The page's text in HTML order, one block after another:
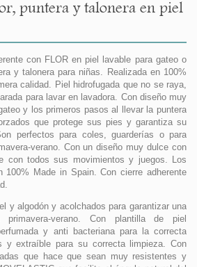
puntera y talonera en piel
con FLOR en piel lavable para gateo o
y talonera para niñas. Realizada en 100%
calidad. Piel hidrofugada que no se raya,
para lavar en lavadora. Con diseño muy
y los primeros pasos al llevar la puntera
que protege sus pies y garantiza su
perfectos para coles, guarderías o para
verano. Con un diseño muy dulce con
con todos sus movimientos y juegos. Los
100% Made in Spain. Con cierre adherente
y algodón y acolchados para garantizar una
primavera-verano. Con plantilla de piel
y anti bacteriana para la correcta
y extraíble para su correcta limpieza. Con
que hace que sean muy resistentes y